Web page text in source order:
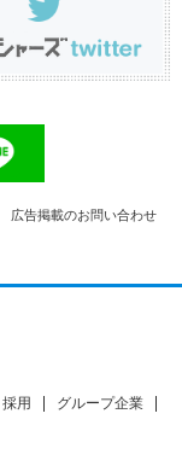
広告掲載のお問い合わせ
採用
グループ企業